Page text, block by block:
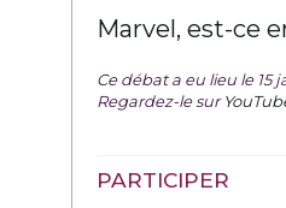
Marvel, est-ce
Ce débat a eu lieu le 15
Regardez-le sur
PARTICIPER